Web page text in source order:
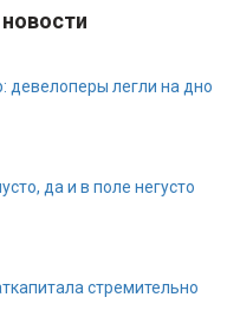
девелоперы легли на дно
да и в поле негусто
стремительно